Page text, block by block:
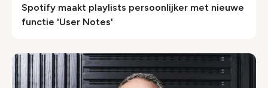
Spotify maakt playlists persoonlijker met nieuwe
functie 'User Notes'